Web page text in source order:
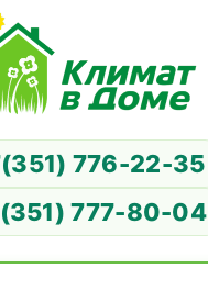
776-22-35
777-80-04